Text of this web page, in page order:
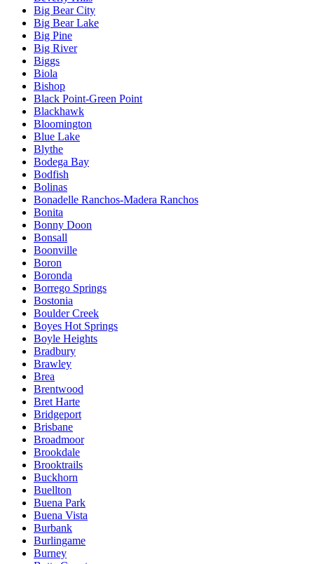
Big Bear City
Big Bear Lake
Big Pine
Big River
Biggs
Biola
Bishop
Black Point-Green Point
Blackhawk
Bloomington
Blue Lake
Blythe
Bodega Bay
Bodfish
Bolinas
Bonadelle Ranchos-Madera Ranchos
Bonita
Bonny Doon
Bonsall
Boonville
Boron
Boronda
Borrego Springs
Bostonia
Boulder Creek
Boyes Hot Springs
Boyle Heights
Bradbury
Brawley
Brea
Brentwood
Bret Harte
Bridgeport
Brisbane
Broadmoor
Brookdale
Brooktrails
Buckhorn
Buellton
Buena Park
Buena Vista
Burbank
Burlingame
Burney